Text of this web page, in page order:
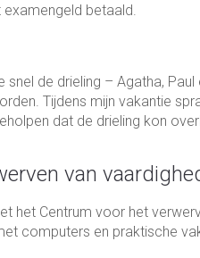
betaald.
de drieling – Agatha,
Tijdens mijn vakantie
dat de drieling kon
van
het Centrum voor het
computers en praktische